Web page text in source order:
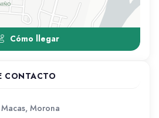
Cómo llegar
CONTACTO
Morona